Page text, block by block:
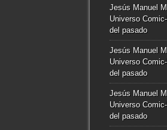
Jesús Manuel
Universo
del pasado
Jesús Manuel
Universo
del pasado
Jesús Manuel
Universo
del pasado